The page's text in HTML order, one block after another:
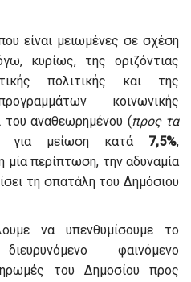
είναι μειωμένες σε σχέση
κυρίως, της οριζόντιας
πολιτικής και της
κοινωνικής
του αναθεωρημένου (προς τα
για μείωση κατά 7,5%,
μία περίπτωση, την αδυναμία
τη σπατάλη του Δημόσιου
να υπενθυμίσουμε το
φαινόμενο
του Δημοσίου προς